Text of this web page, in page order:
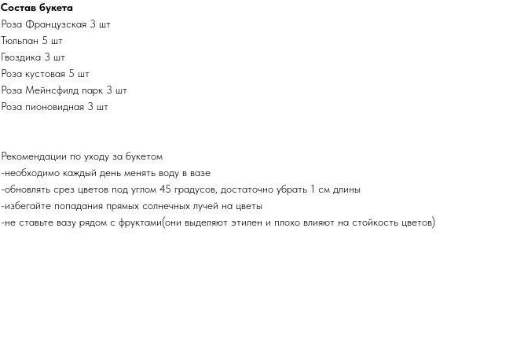
Состав букета
Роза Французская 3 шт
Тюльпан 5 шт
Гвоздика 3 шт
Роза кустовая 5 шт
Роза Мейнсфилд парк 3 шт
Роза пионовидная 3 шт
Рекомендации по уходу за букетом
-необходимо каждый день менять воду в вазе
-обновлять срез цветов под углом 45 градусов, достаточно убрать 1 см длины
-избегайте попадания прямых солнечных лучей на цветы
-не ставьте вазу рядом с фруктами(они выделяют этилен и плохо влияют на стойкость цветов)